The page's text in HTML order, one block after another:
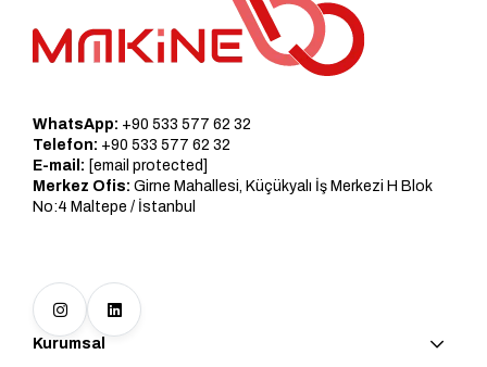
WhatsApp: +90 533 577 62 32
Telefon: +90 533 577 62 32
E-mail: [email protected]
Merkez Ofis: Girne Mahallesi, Küçükyalı İş Merkezi H Blok
No:4 Maltepe / İstanbul
Kurumsal